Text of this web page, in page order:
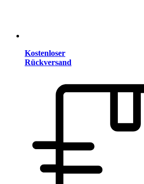
Kostenloser
Rückversand